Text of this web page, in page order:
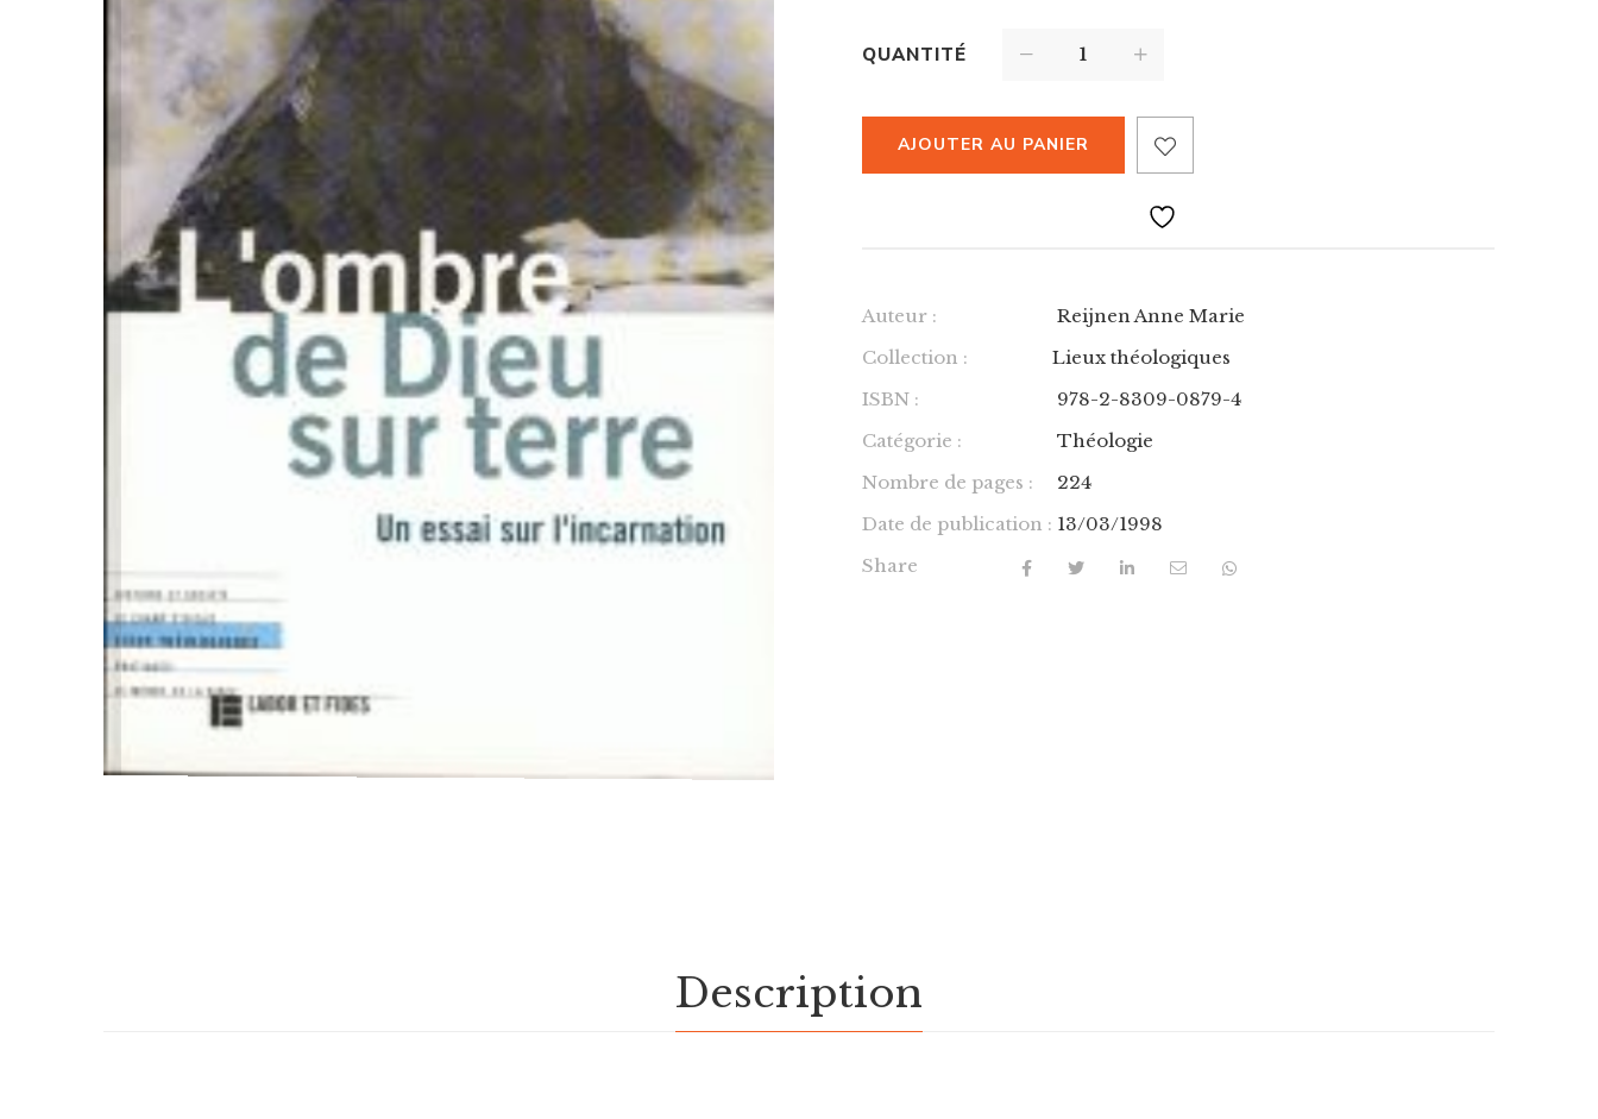
QUANTITÉ
AJOUTER AU PANIER
Auteur :
Reijnen Anne Marie
Collection :
Lieux théologiques
ISBN :
978-2-8309-0879-4
Catégorie :
Théologie
Nombre de pages :
224
Date de publication : 13/03/1998
Share
Description